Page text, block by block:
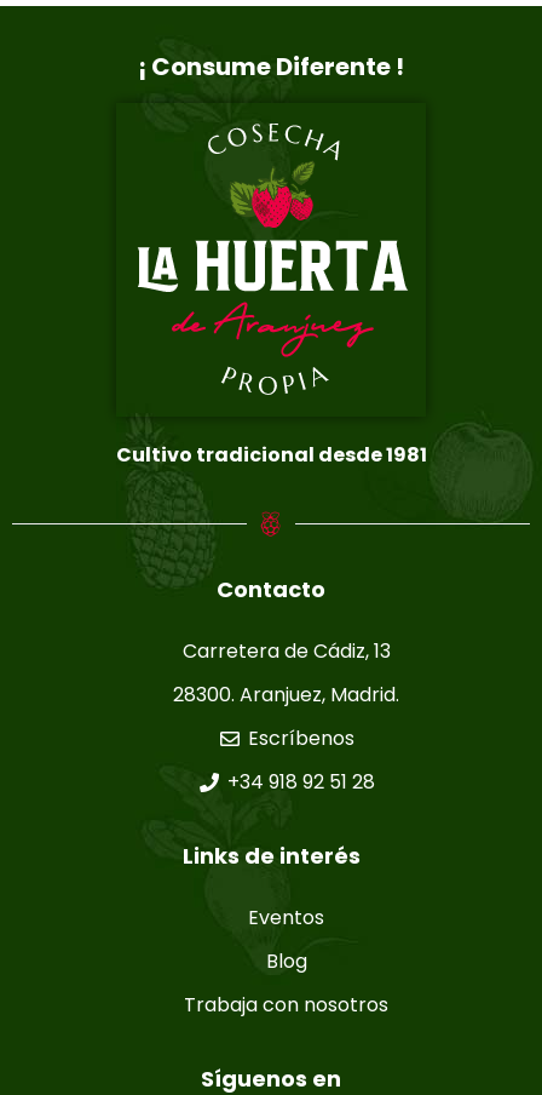
¡ Consume Diferente !
Cultivo tradicional desde 1981
Contacto
Carretera de Cádiz, 13
28300. Aranjuez, Madrid.
Escríbenos
+34 918 92 51 28
Links de interés
Eventos
Blog
Trabaja con nosotros
Síguenos en